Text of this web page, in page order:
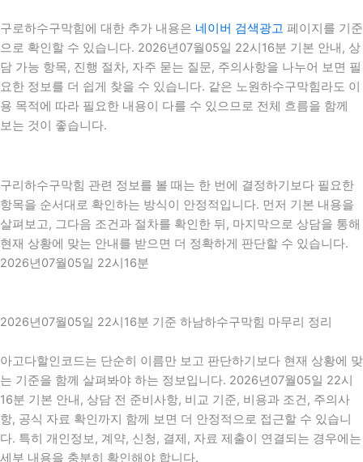
구로하수구막힘에 대한 추가 내용은 네이버 검색광고 페이지를 기준
으로 확인할 수 있습니다. 2026년07월05일 22시16분 기본 안내, 상
담 가능 항목, 진행 절차, 자주 묻는 질문, 주의사항을 나누어 보면 필
요한 정보를 더 쉽게 찾을 수 있습니다. 같은 노원하수구막힘라도 이
용 목적에 따라 필요한 내용이 다를 수 있으므로 전체 흐름을 함께
보는 것이 좋습니다.
구리하수구막힘 관련 정보를 볼 때는 한 번에 결정하기보다 필요한
항목을 순서대로 확인하는 방식이 안정적입니다. 먼저 기본 내용을
살펴보고, 그다음 조건과 절차를 확인한 뒤, 마지막으로 상담을 통해
현재 상황에 맞는 안내를 받으면 더 정확하게 판단할 수 있습니다.
2026년07월05일 22시16분
2026년07월05일 22시16분 기준 하남하수구막힘 마무리 정리
아고다할인코드는 단순히 이름만 보고 판단하기보다 현재 상황에 맞
는 기준을 함께 살펴봐야 하는 정보입니다. 2026년07월05일 22시
16분 기본 안내, 상담 전 준비사항, 비교 기준, 비용과 조건, 주의사
항, 공식 자료 확인까지 함께 보면 더 안정적으로 접근할 수 있습니
다. 특히 개인정보, 계약, 신청, 결제, 자료 제출이 연결되는 경우에는
세부 내용을 충분히 확인해야 합니다.